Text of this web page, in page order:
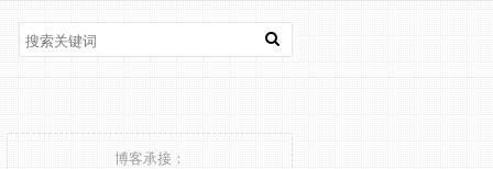
博客承接：